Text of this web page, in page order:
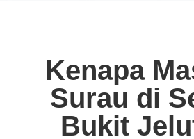
Kenapa
Surau di
Bukit